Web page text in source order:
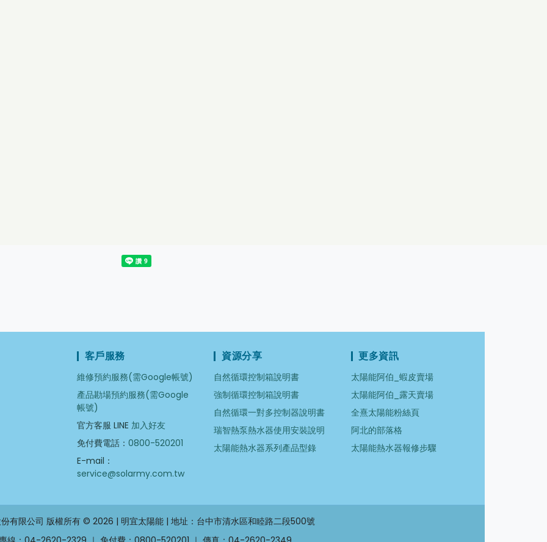
客戶服務
維修預約服務(需Google帳號)
產品勘場預約服務(需Google
帳號)
官方客服 LINE 加入好友
免付費電話：0800-520201
E-mail：
service@solarmy.com.tw
資源分享
自然循環控制箱說明書
強制循環控制箱說明書
自然循環一對多控制器說明書
瑞智熱泵熱水器使用安裝說明
太陽能熱水器系列產品型錄
更多資訊
太陽能阿伯_蝦皮賣場
太陽能阿伯_露天賣場
全熹太陽能粉絲頁
阿北的部落格
太陽能熱水器報修步驟
有限公司 版權所有 © 2026 | 明宜太陽能 | 地址：台中市清水區和睦路二段500號